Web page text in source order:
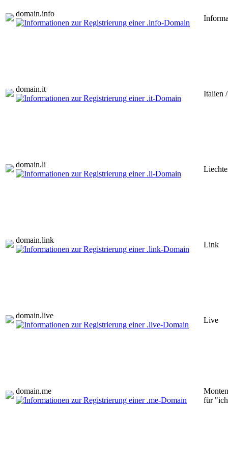
domain.info
domain.it
Italien
domain.li
domain.link
Link
domain.live
Live
domain.me
für